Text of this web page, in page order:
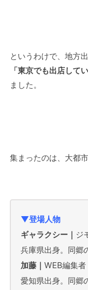
というわけで、地方
「東京でも出店して
ました。
集まったのは、大都
▼登場人物
ギャラクシー｜ ジ
兵庫県出身。同郷
加藤｜ WEB編集
愛知県出身。同郷